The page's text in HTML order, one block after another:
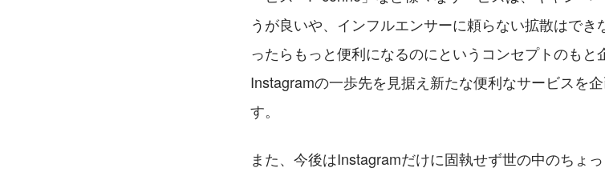
うが良いや、インフルエンサーに頼らない拡散はで
ったらもっと便利になるのにというコンセプトのもと
Instagramの一歩先を見据え新たな便利なサービスを
す。
また、今後はInstagramだけに固執せず世の中のちょ